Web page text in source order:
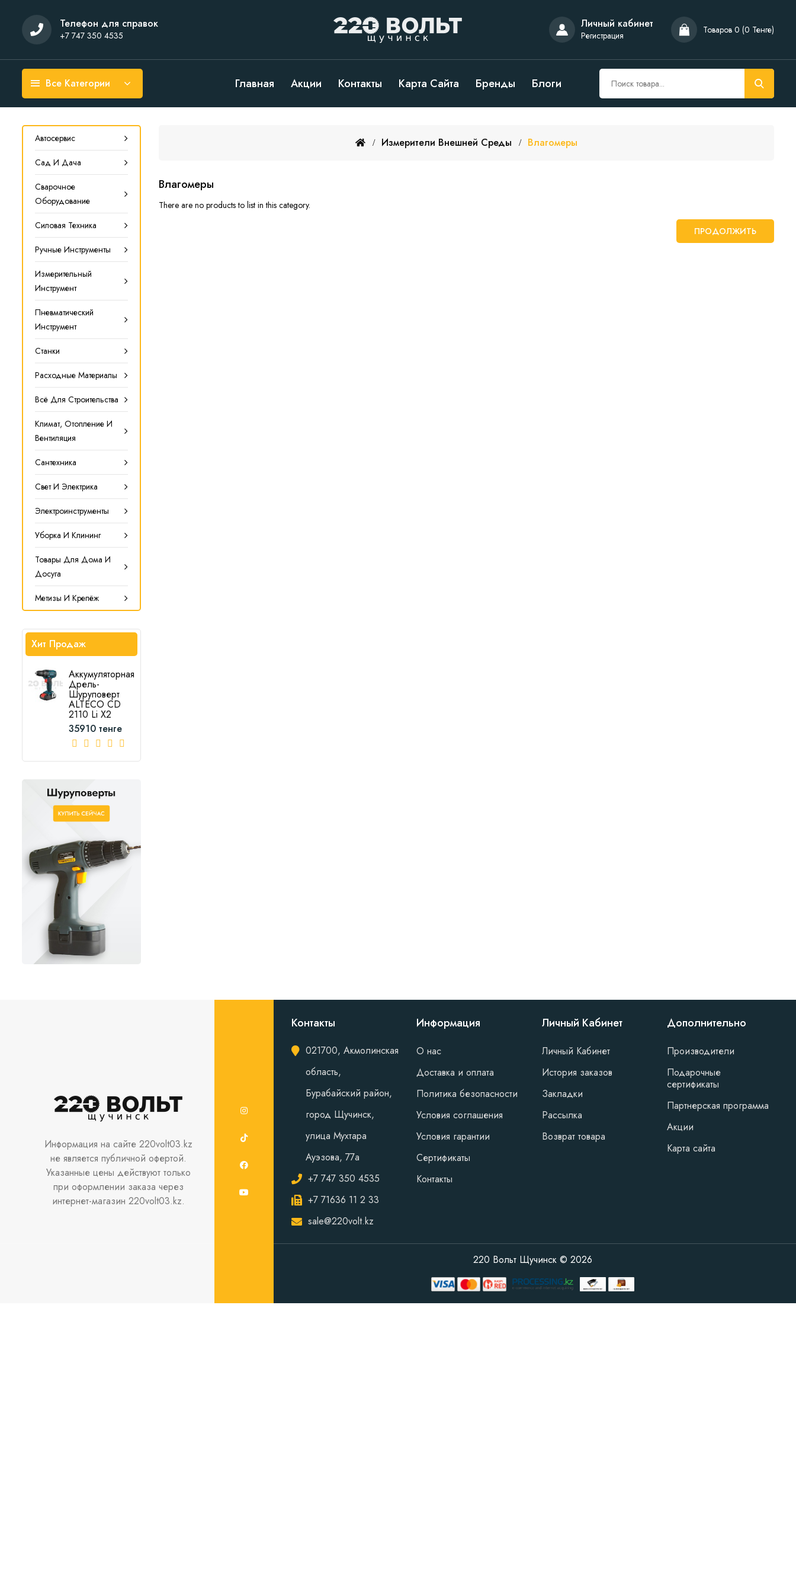
Телефон для справок
+7 747 350 4535
Личный кабинет
Регистрация Товаров 0 (0 Тенге)
Все Категории Главная Акции Контакты Карта Сайта Бренды Блоги
Автосервис
Сад И Дача
Сварочное
Оборудование
Силовая Техника
Ручные Инструменты
Измерительный
Инструмент
Пневматический
Инструмент
Станки
Расходные Материалы
Всё Для Строительства
Климат, Отопление И
Вентиляция
Сантехника
Свет И Электрика
Электроинструменты
Уборка И Клининг
Товары Для Дома И
Досуга
Метизы И Крепёж
Хит Продаж
Аккумуляторная
Дрель-
Шуруповерт
ALTECO CD
2110 Li X2
35910 тенге
Измерители Внешней Среды Влагомеры
Влагомеры
There are no products to list in this category.
ПРОДОЛЖИТЬ
Информация на сайте 220volt03.kz
не является публичной офертой.
Указанные цены действуют только
при оформлении заказа через
интернет-магазин 220volt03.kz.
Контакты
021700, Акмолинская
область,
Бурабайский район,
город Щучинск,
улица Мухтара
Ауэзова, 77а
+7 747 350 4535
+7 71636 11 2 33
sale@220volt.kz
Информация
О нас
Доставка и оплата
Политика безопасности
Условия соглашения
Условия гарантии
Сертификаты
Контакты
Личный Кабинет
Личный Кабинет
История заказов
Закладки
Рассылка
Возврат товара
Дополнительно
Производители
Подарочные
сертификаты
Партнерская программа
Акции
Карта сайта
220 Вольт Щучинск © 2026